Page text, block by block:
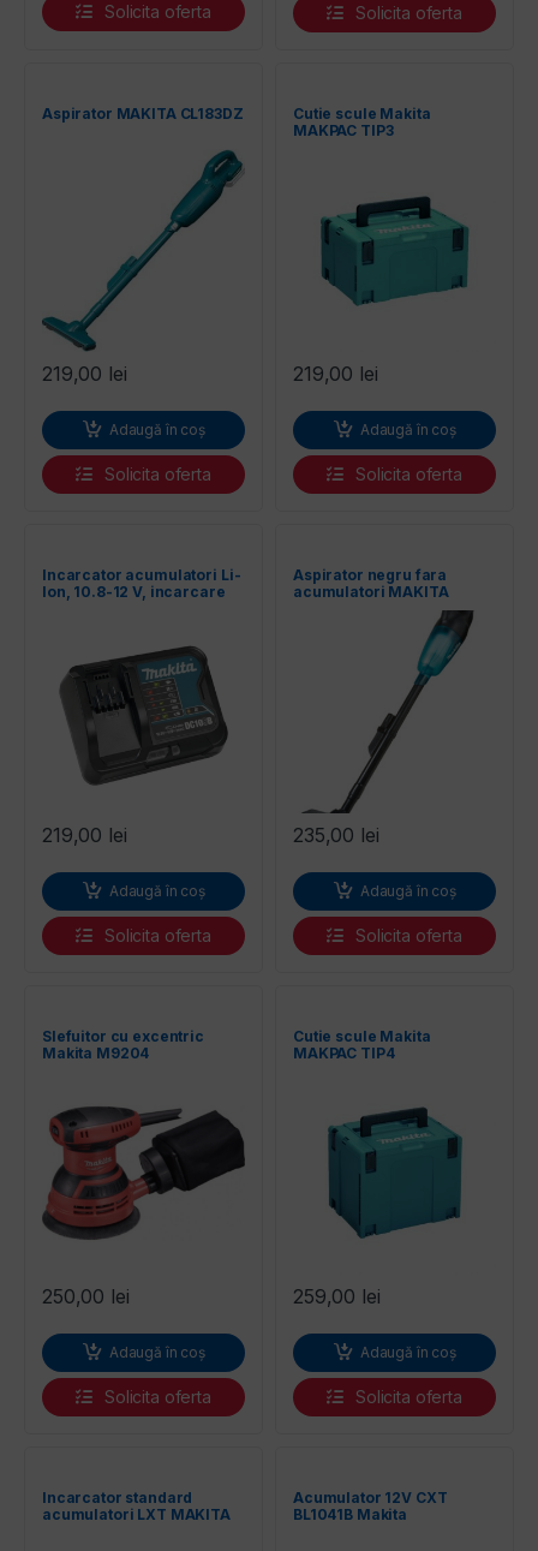
Solicita oferta Solicita oferta
Aspirator MAKITA CL183DZ
219,00 lei
Adaugă în coș
Solicita oferta
Cutie scule Makita
MAKPAC TIP3
219,00 lei
Adaugă în coș
Solicita oferta
Incarcator acumulatori Li-
Ion, 10.8-12 V, incarcare
219,00 lei
Adaugă în coș
Solicita oferta
Aspirator negru fara
acumulatori MAKITA
235,00 lei
Adaugă în coș
Solicita oferta
Slefuitor cu excentric
Makita M9204
250,00 lei
Adaugă în coș
Solicita oferta
Cutie scule Makita
MAKPAC TIP4
259,00 lei
Adaugă în coș
Solicita oferta
Incarcator standard
acumulatori LXT MAKITA
Acumulator 12V CXT
BL1041B Makita